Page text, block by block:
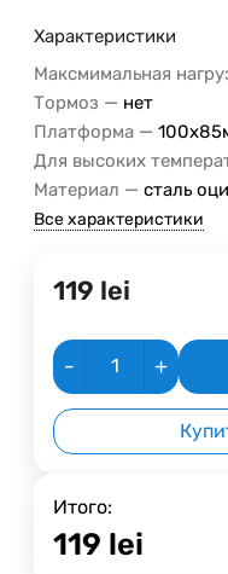
Характеристики
Максмимальная
Тормоз — нет
Платформа —
Для высоких
Материал — сталь
Все характеристики
119 lei
- +
Итого:
119 lei